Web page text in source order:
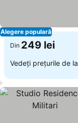
Alegere populară
Din 249 lei
Vedeți prețurile de la